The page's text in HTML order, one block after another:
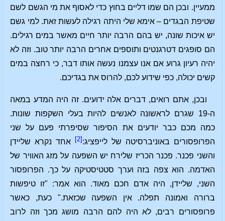
ממעיין. ובכן הם שמו דליים בחוץ כדי לאסוף את מי הגשם לשם
שטיפת הבגדים – אימא שלי היתה רגילה לעשות זאת. למי גשם
יש איכות שונה, יש בהם הרבה יותר חיים מאשר במים רגילים.
הם סופגים דטרגנטים ותוספים אחרים הרבה יותר טוב. וזה לא
יהיה רעיון גרוע אם אנו עצמנו נעשה אותו דבר, כי רחצה במים
קשים יכולה, כפי שידוע לכם, להרוס את בגדיכם.
ובכן, אתם רואים, דברים אלה ידועים. זה היה המדע במאה
ה-19 שגרם לראשונה לאנשים להיות בעלי השקפות שונות.
כמה מכם כבר יודעים את הסיפור שסיפרתי פעם על שני
הפרופסורים באוניברסיטה של לייפציג: [2]
אחד נקרא שליידן
והשני פכנר. פכנר הכריז שלירח יש השפעה על מזג האוויר של
האדמה. הוא צפה בזה וערך סטטיסטיקה על כך. הפרופסור
השני, שליידן, היה אדם חכם מאוד. הוא אמר: "זו טיפשות
ברורה ואמונה תפלה. אין השפעה שכזאת." כעת, כאשר
פרופסורים רבים, לא היה להם הרבה מושג מכך וזה לרוב